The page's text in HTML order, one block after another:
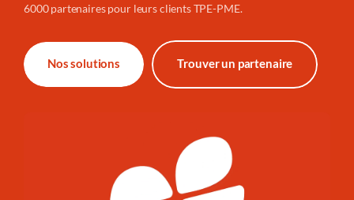
6000 partenaires pour leurs clients TPE-PME.
Nos solutions Trouver un partenaire